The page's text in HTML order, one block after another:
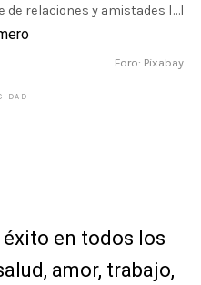
de relaciones y amistades […]
Foro: Pixabay
en todos los
amor, trabajo,